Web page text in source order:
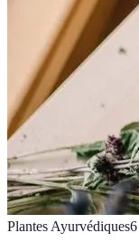
Plantes Ayurvédiques6